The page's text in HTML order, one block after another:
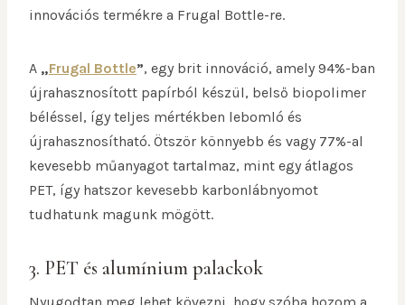
innovációs termékre a Frugal Bottle-re.
A „Frugal Bottle”, egy brit innováció, amely 94%-ban
újrahasznosított papírból készül, belső biopolimer
béléssel, így teljes mértékben lebomló és
újrahasznosítható. Ötször könnyebb és vagy 77%-al
kevesebb műanyagot tartalmaz, mint egy átlagos
PET, így hatszor kevesebb karbonlábnyomot
tudhatunk magunk mögött.
3. PET és alumínium palackok